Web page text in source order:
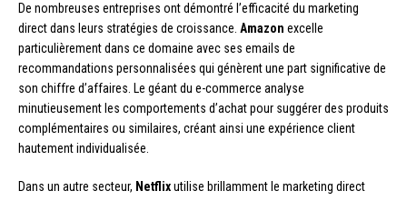
De nombreuses entreprises ont démontré l’efficacité du marketing
direct dans leurs stratégies de croissance. Amazon excelle
particulièrement dans ce domaine avec ses emails de
recommandations personnalisées qui génèrent une part significative de
son chiffre d’affaires. Le géant du e-commerce analyse
minutieusement les comportements d’achat pour suggérer des produits
complémentaires ou similaires, créant ainsi une expérience client
hautement individualisée.
Dans un autre secteur, Netflixutilise brillamment le marketing direct